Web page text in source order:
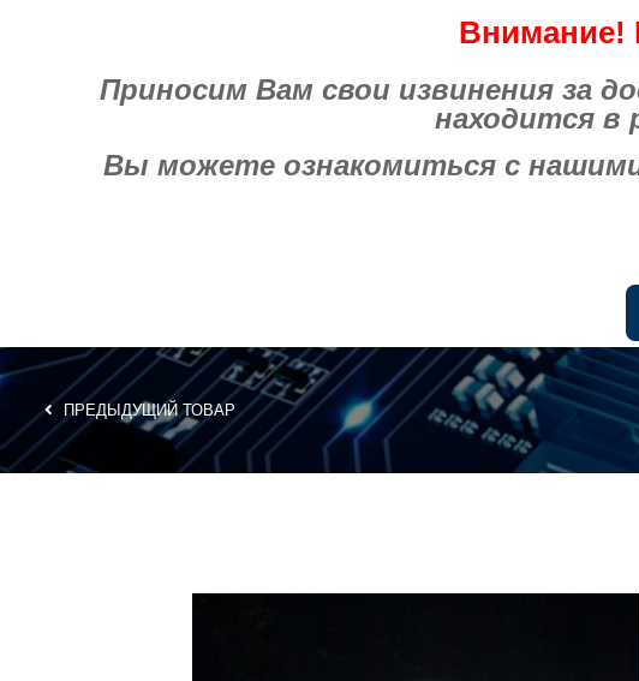
Внимание!
Приносим Вам свои извинения за
находится в
Вы можете ознакомиться с нашими
ПРЕДЫДУЩИЙ ТОВАР